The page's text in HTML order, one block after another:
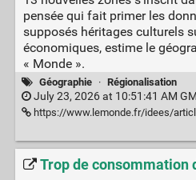
pensée qui fait primer les
supposés héritages culturels
économiques, estime le
« Monde ».
Géographie · Régionalisation
July 23, 2026 at 10:51:41 AM
https://www.lemonde.fr/idees/article/2026/07/22/le-geographe-frederic-giraut-reagit-aux-ecoregions-promues-par-jean-luc-melenchon-le-
Trop de consommation